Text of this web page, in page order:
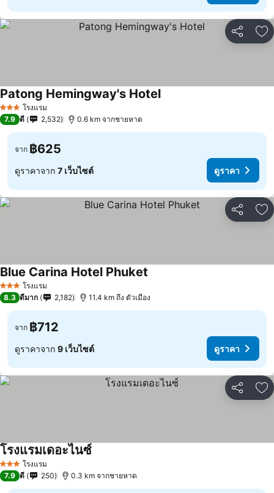
แชร์ เ
3 ดาว โรงแรม
Patong Hemingway's Hotel
7.9 ดี 2,532 0.6 km จากชายหาด
จาก ฿625
ดูราคาจาก 7 เว็บไซต์ ดูราคา
แชร์ เ
3 ดาว โรงแรม
Blue Carina Hotel Phuket
8.3 ดีมาก 2,182 11.4 km ถึง ตัวเมือง
จาก ฿712
ดูราคาจาก 9 เว็บไซต์ ดูราคา
แชร์ เ
3 ดาว โรงแรม
โรงแรมเดอะไนซ์
7.9 ดี 250 0.3 km จากชายหาด